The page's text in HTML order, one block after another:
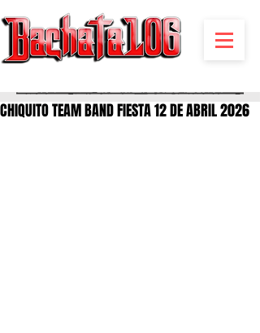
CHIQUITO TEAM BAND FIESTA 12 DE ABRIL 2026